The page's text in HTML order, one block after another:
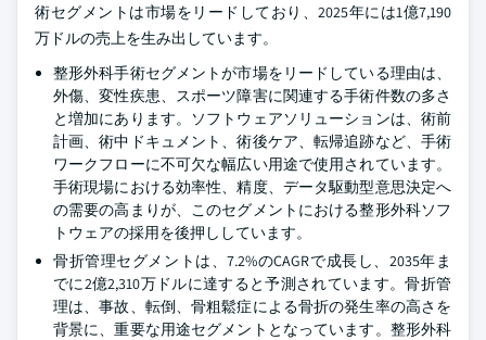
術セグメントは市場をリードしており、2025年には1億7,190
万ドルの売上を生み出しています。
整形外科手術セグメントが市場をリードしている理由は、
外傷、変性疾患、スポーツ障害に関連する手術件数の多さ
と増加にあります。ソフトウェアソリューションは、術前
計画、術中ドキュメント、術後ケア、転帰追跡など、手術
ワークフローに不可欠な幅広い用途で使用されています。
手術現場における効率性、精度、データ駆動型意思決定へ
の需要の高まりが、このセグメントにおける整形外科ソフ
トウェアの採用を後押ししています。
骨折管理セグメントは、7.2%のCAGRで成長し、2035年ま
でに2億2,310万ドルに達すると予測されています。骨折管
理は、事故、転倒、骨粗鬆症による骨折の発生率の高さを
背景に、重要な用途セグメントとなっています。整形外科